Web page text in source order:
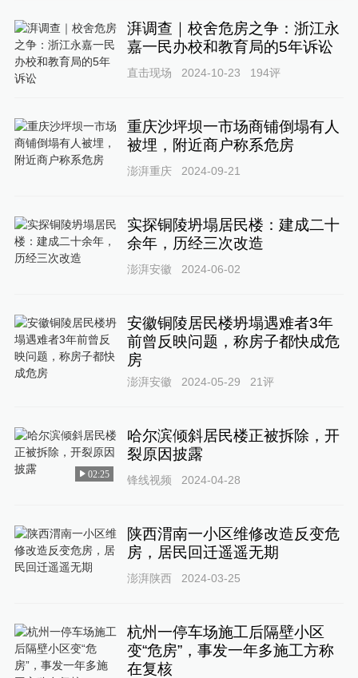
湃调查｜校舍危房之争：浙江永
嘉一民办校和教育局的5年诉讼
直击现场 2024-10-23 194评
重庆沙坪坝一市场商铺倒塌有人
被埋，附近商户称系危房
澎湃重庆 2024-09-21
实探铜陵坍塌居民楼：建成二十
余年，历经三次改造
澎湃安徽 2024-06-02
安徽铜陵居民楼坍塌遇难者3年
前曾反映问题，称房子都快成危
房
澎湃安徽 2024-05-29 21评
02:25
哈尔滨倾斜居民楼正被拆除，开
裂原因披露
锋线视频 2024-04-28
陕西渭南一小区维修改造反变危
房，居民回迁遥遥无期
澎湃陕西 2024-03-25
杭州一停车场施工后隔壁小区
变“危房”，事发一年多施工方称
在复核